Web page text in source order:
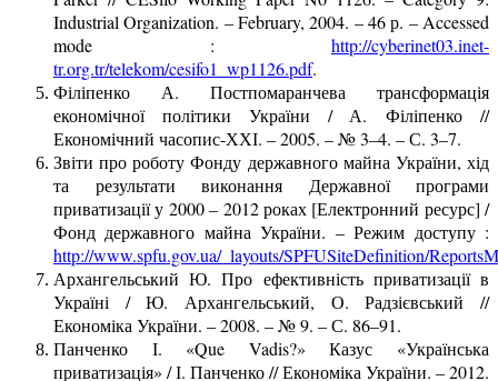
Industrial Organization. – February, 2004. – 46 р. – Accessed
mode : http://cyberinet03.inet-
tr.org.tr/telekom/cesifo1_wp1126.pdf.
Філіпенко А. Постпомаранчева трансформація
економічної політики України / А. Філіпенко //
Економічний часопис-ХХІ. – 2005. – № 3–4. – С. 3–7.
Звіти про роботу Фонду державного майна України, хід
та результати виконання Державної програми
приватизації у 2000 – 2012 роках [Електронний ресурс] /
Фонд державного майна України. – Режим доступу :
http://www.spfu.gov.ua/_layouts/SPFUSiteDefinition/
Архангельський Ю. Про ефективність приватизації в
Україні / Ю. Архангельський, О. Радзієвський //
Економіка України. – 2008. – № 9. – С. 86–91.
Панченко І. «Que Vadis?» Казус «Українська
приватизація» / І. Панченко // Економіка України. – 2012.